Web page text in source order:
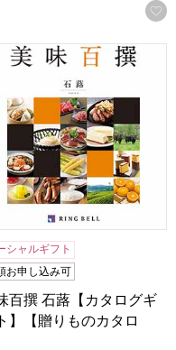
入りに登録する
贈りものカタログ】
百撰 石蕗【カタログギ
シャルギフト
お申し込み可
百撰 石蕗【カタログギ
】【贈りものカタロ